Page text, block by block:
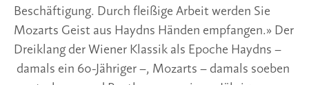
Beschäftigung. Durch fleißige Arbeit werden Sie
Mozarts Geist aus Haydns Händen empfangen.» Der
Dreiklang der Wiener Klassik als Epoche Haydns –
damals ein 60-Jähriger –, Mozarts – damals soeben